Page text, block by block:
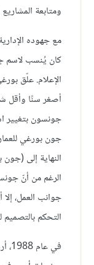
ومتابعة
مع جهوده
كان يُنسب لاسم
الإعلام. علّق
أصغر سنًا وأقل
جونسون بتغيير
جون بورغي
النهاية إلى
الرغم من أنّ
جوانب العمل،
التحكم
في